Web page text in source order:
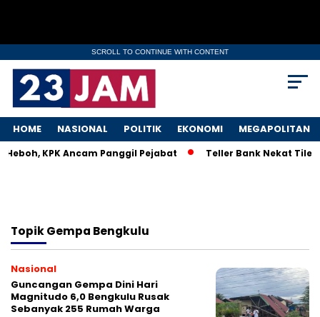
SCROLL TO CONTINUE WITH CONTENT
HOME NASIONAL POLITIK EKONOMI MEGAPOLITAN
KPK Ancam Panggil Pejabat Teller Bank Nekat Tilep
TopikGempa Bengkulu
Nasional
Guncangan Gempa Dini Hari
Magnitudo 6,0 Bengkulu Rusak
Sebanyak 255 Rumah Warga